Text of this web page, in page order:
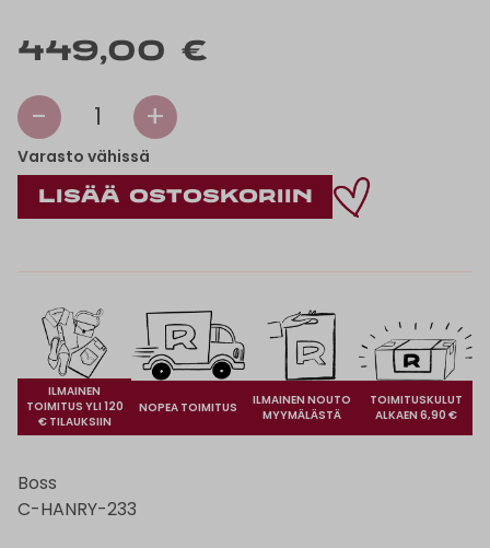
449,00 €
- 1 +
Varasto vähissä
ILMAINEN
TOIMITUS YLI 120
€ TILAUKSIIN
NOPEA TOIMITUS
ILMAINEN NOUTO
MYYMÄLÄSTÄ
TOIMITUSKULUT
ALKAEN 6,90 €
Boss
C-HANRY-233